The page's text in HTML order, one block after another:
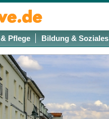
Pflege Bildung & Soziales